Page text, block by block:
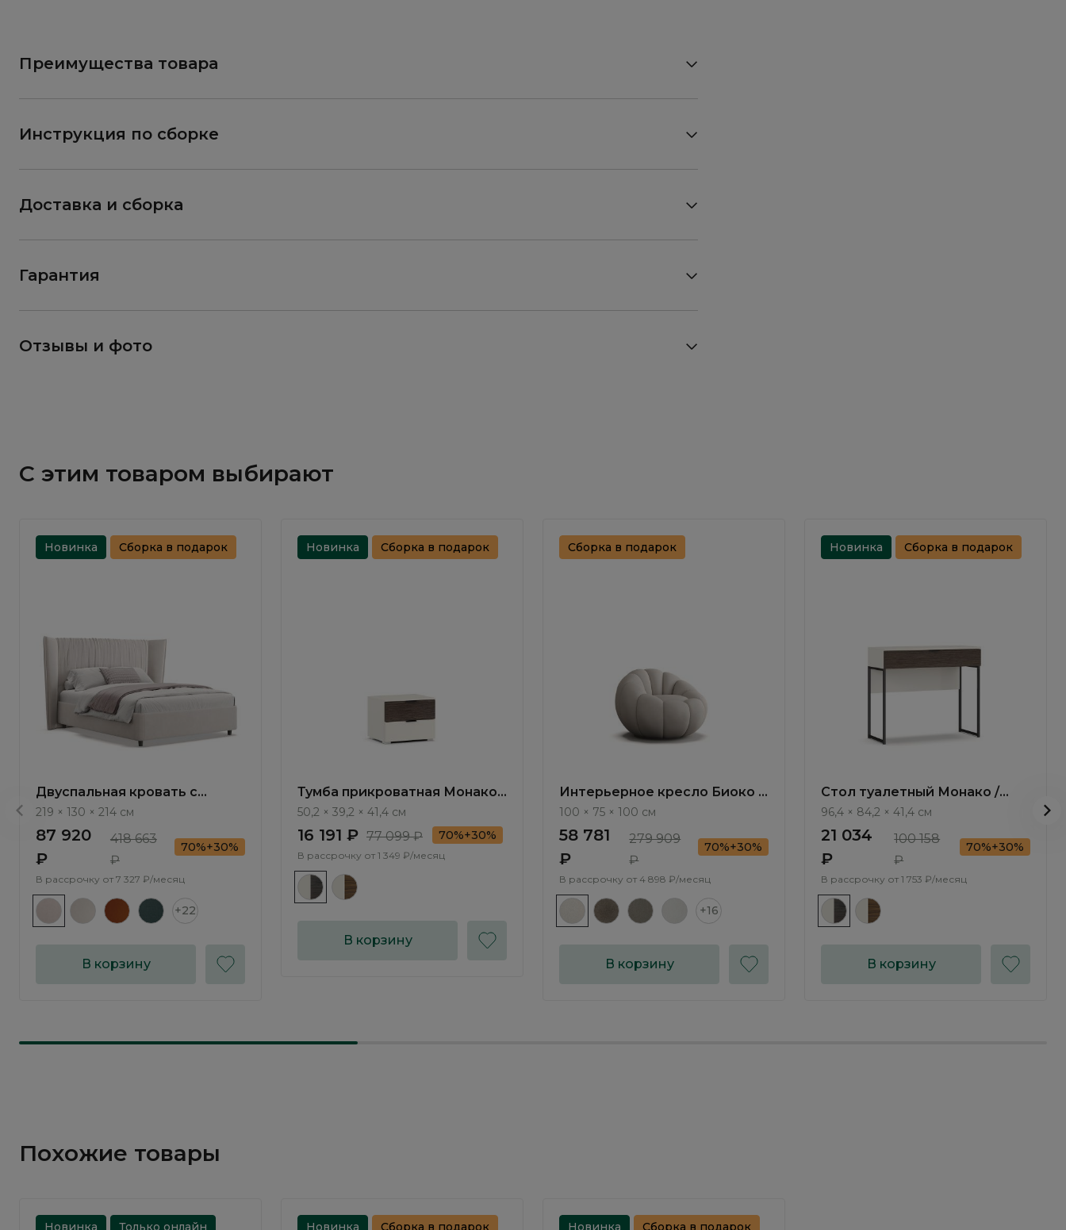
Преимущества товара
Инструкция по сборке
Доставка и сборка
Гарантия
Отзывы и фото
С этим товаром выбирают
Новинка Сборка в подарок
Двуспальная кровать с
подъемным механизмом
Плиссе / Plisse NK183.2
219 × 130 × 214 см
87 920
₽
418 663
₽
70%+30%
В рассрочку от 7 327 ₽/месяц
+22
В корзину
Новинка Сборка в подарок
Тумба прикроватная Монако /
Monako MN010.3
50,2 × 39,2 × 41,4 см
16 191 ₽ 77 099 ₽ 70%+30%
В рассрочку от 1 349 ₽/месяц
В корзину
Сборка в подарок
Интерьерное кресло Биоко /
Bioko ММ108.1
100 × 75 × 100 см
58 781
₽
279 909
₽
70%+30%
В рассрочку от 4 898 ₽/месяц
+16
В корзину
Новинка Сборка в подарок
Стол туалетный Монако /
Monako MN030.3
96,4 × 84,2 × 41,4 см
21 034
₽
100 158
₽
70%+30%
В рассрочку от 1 753 ₽/месяц
В корзину
Похожие товары
Новинка Только онлайн Новинка Сборка в подарок Новинка Сборка в подарок